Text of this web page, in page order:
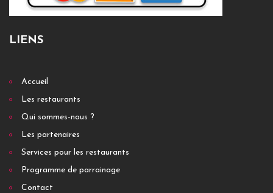
LIENS
Accueil
Les restaurants
Qui sommes-nous ?
Les partenaires
Services pour les restaurants
Programme de parrainage
Contact